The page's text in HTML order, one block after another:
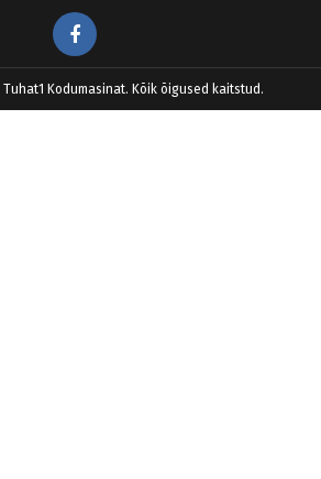
Facebook
Kodumasinat. Kõik õigused kaitstud.